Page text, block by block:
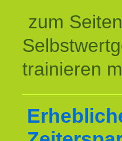
zum
trainieren